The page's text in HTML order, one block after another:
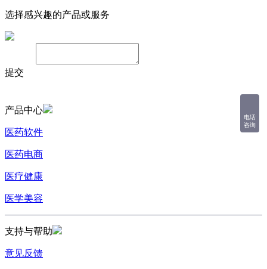
选择感兴趣的产品或服务
提交
电话
咨询
产品中心
医药软件
医药电商
医疗健康
医学美容
支持与帮助
意见反馈